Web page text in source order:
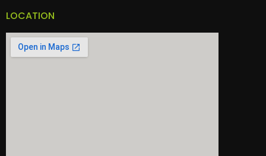
LOCATION